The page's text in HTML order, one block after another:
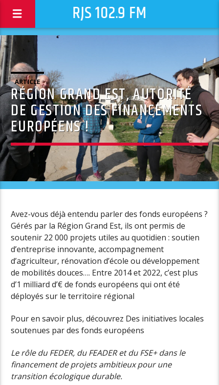
RJS 102.9 FM
ARTICLE
RÉGION GRAND EST, AUTORITÉ
DE GESTION DES FINANCEMENTS
EUROPÉENS !
Avez-vous déjà entendu parler des fonds européens ?
Gérés par la Région Grand Est, ils ont permis de
soutenir 22 000 projets utiles au quotidien : soutien
d’entreprise innovante, accompagnement
d’agriculteur, rénovation d’école ou développement
de mobilités douces…. Entre 2014 et 2022, c’est plus
d’1 milliard d’€ de fonds européens qui ont été
déployés sur le territoire régional
Pour en savoir plus, découvrez Des initiatives locales
soutenues par des fonds européens
Le rôle du FEDER, du FEADER et du FSE+ dans le
financement de projets ambitieux pour une
transition écologique durable.